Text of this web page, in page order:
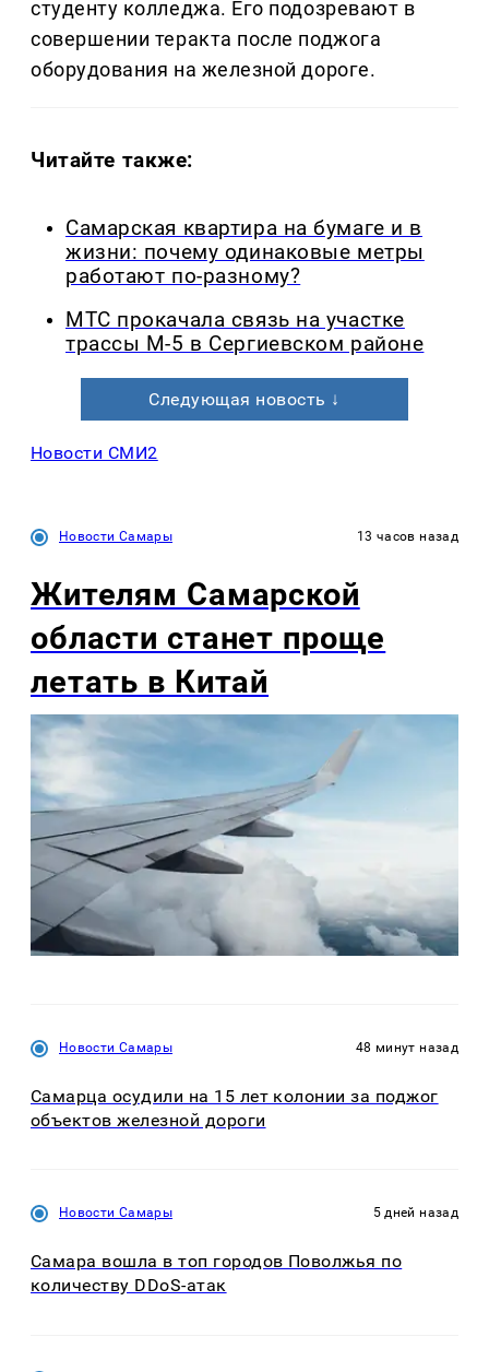
студенту колледжа. Его подозревают в
совершении теракта после поджога
оборудования на железной дороге.
Читайте также:
Самарская квартира на бумаге и в
жизни: почему одинаковые метры
работают по-разному?
МТС прокачала связь на участке
трассы М-5 в Сергиевском районе
Следующая новость ↓
Новости СМИ2
Новости Самары 13 часов назад
Жителям Самарской
области станет проще
летать в Китай
Новости Самары 48 минут назад
Самарца осудили на 15 лет колонии за поджог
объектов железной дороги
Новости Самары 5 дней назад
Самара вошла в топ городов Поволжья по
количеству DDoS-атак